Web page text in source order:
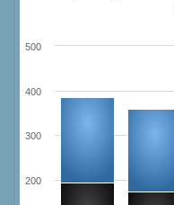
200
300
400
500